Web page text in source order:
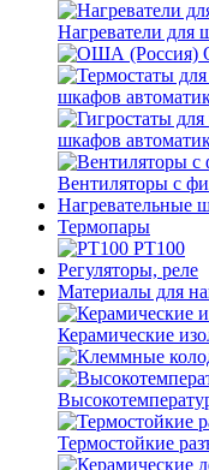
Нагреватели для
шкафов
шкафов
Вентиляторы с
Нагревательные
Термопары
PT100
Регуляторы, реле
Материалы для
Керамические
Термостойкие